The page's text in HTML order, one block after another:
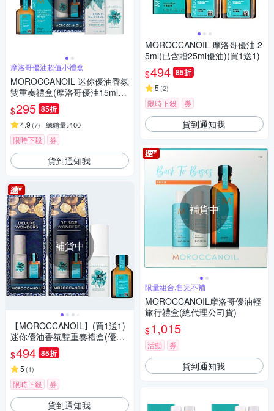
摩洛哥優油超值小禮盒
MOROCCANOIL 迷你優油香氛
雙重奏禮盒(摩洛哥優油15ml
+香氛30ml)
$295 85折
4.9 (7) 總銷量>100
限時下殺 券
貨到通知我
補貨中
【MOROCCANOIL】(買1送1)
迷你優油香氛雙重奏禮盒(優油
15ml+香氛30ml)(含贈共兩組)
$494 85折
5 (1)
限時下殺 券
貨到通知我
MOROCCANOIL 摩洛哥優油 2
5ml(已含贈25ml優油)(買1送1)
$494 85折
5 (2)
限時下殺 券
貨到通知我
補貨中
限量組合,售完不補
MOROCCANOIL摩洛哥優油輕
旅行禮盒(總代理公司貨)
$1,015
活動 券
貨到通知我